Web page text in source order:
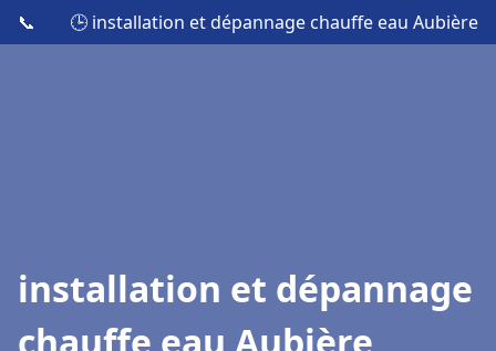
📞 🕒 installation et dépannage chauffe eau Aubière
installation et dépannage